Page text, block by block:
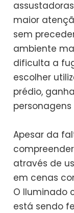
maior
sem
ambiente
dificulta a
escolher
prédio,
Apesar da
através de
em cenas
O Iluminado
está sendo